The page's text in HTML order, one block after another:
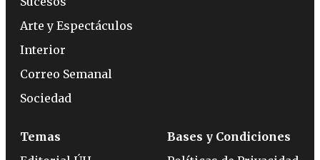
Arte y Espectáculos
Interior
Correo Semanal
Sociedad
Temas
Bases y Condiciones